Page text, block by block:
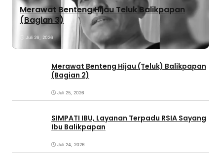
Merawat Benteng Hijau Teluk Balikpapan
(Bagian 3)
Juli 26, 2026
Merawat Benteng Hijau (Teluk) Balikpapan
(Bagian 2)
Juli 25, 2026
SIMPATI IBU, Layanan Terpadu RSIA Sayang
Ibu Balikpapan
Juli 24, 2026